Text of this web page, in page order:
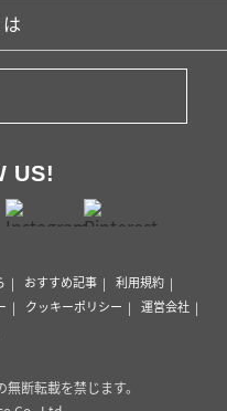
US!
おすすめ記事
利用規約
クッキーポリシー
運営会社
断転載を禁じます。